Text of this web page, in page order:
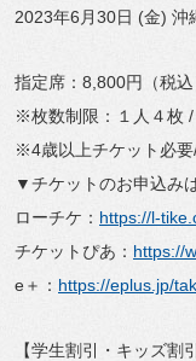
2023年6月30日 (金) 沖
指定席：8,800円（税込
※枚数制限：１人４枚
※4歳以上チケット必
▼チケットのお申込み
ローチケ： https://l-
チケットぴあ： https://
e＋： https://eplus.jp/
【学生割引・キッズ割